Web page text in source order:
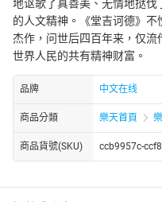
地讴歌了真善美、无情地挞
的人文精神。《堂吉诃德》
杰作，问世后四百年来，仅
世界人民的共有精神财富。
品牌 中文在线
商品分類 樂天首頁
商品貨號(SKU) ccb9957c-